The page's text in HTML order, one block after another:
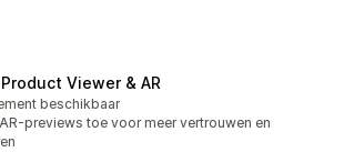
Viewer & AR
beschikbaar
previews toe voor meer vertrouwen en